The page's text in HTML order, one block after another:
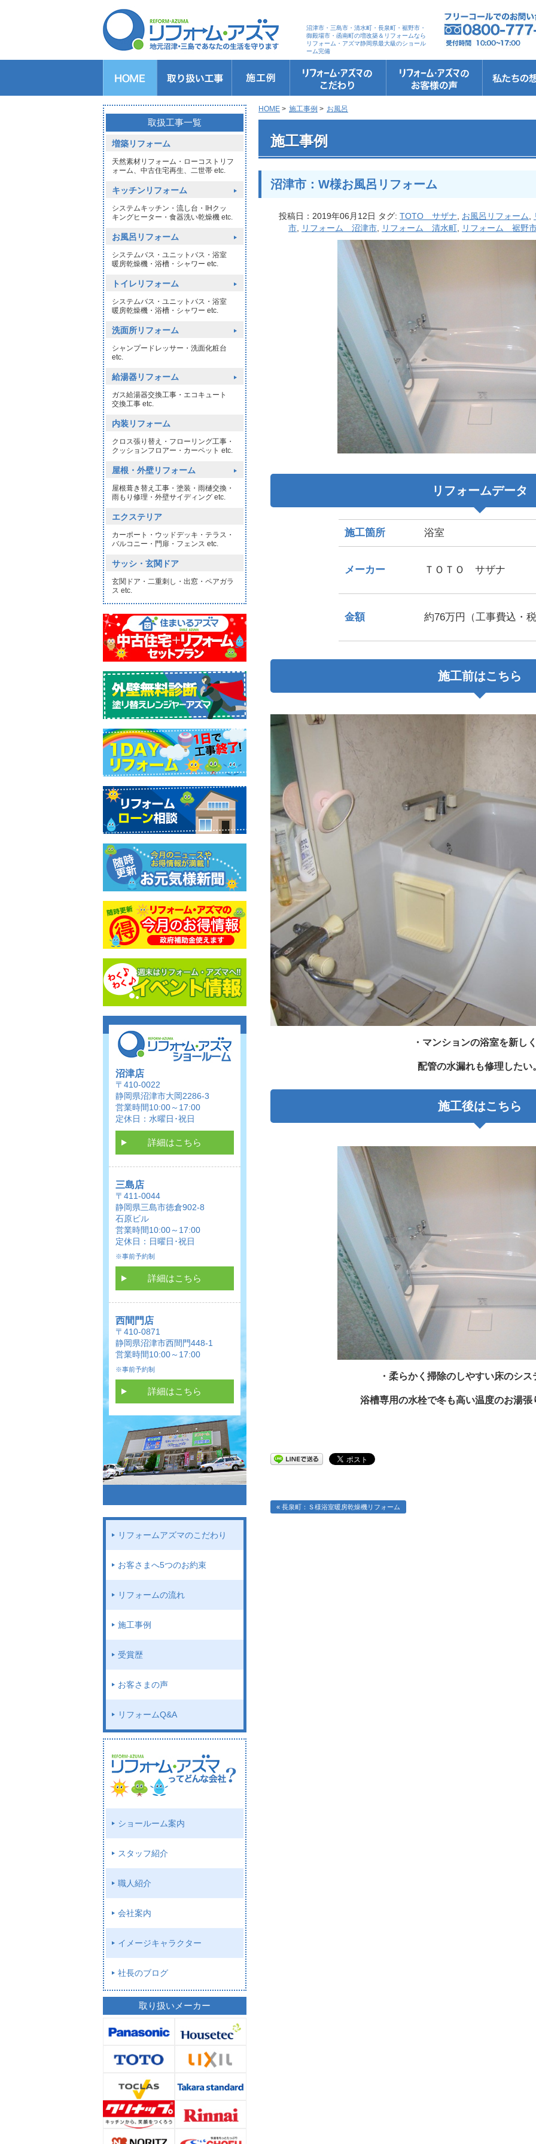
沼津市・三島市・清水町・長泉町・裾野市・
御殿場市・函南町の増改築＆リフォームなら
リフォーム・アズマ静岡県最大級のショール
ーム完備
キッチンのリフォーム
バスルームのリフォーム
トイレのリフォーム
洗面所のリフォーム
給湯器交換
窓リフォーム
玄関リフォーム
1DAYリフォーム
外壁・屋根塗装 リフォーム・アズマのこだわり
お客さまへの5つのお約束
リフォームの流れ
リフォームQ&A
安心保証
リフォームローン相談
HOME > 施工事例 > お風呂
> 沼津市：W様お風呂リフォーム
施工事例
沼津市：W様お風呂リフォーム
投稿日：2019年06月12日 タグ: TOTO サザナ お風呂リフォーム
市
リフォーム 沼津市 リフォーム 清水町 リフォーム 裾野
リフォームデータ
施工箇所 浴室
メーカー ＴＯＴＯ サザナ
金額 約76万円（工事費込・
施工前はこちら
・マンションの浴室を新し
配管の水漏れも修理したい
施工後はこちら
・柔らかく掃除のしやすい床のシ
浴槽専用の水栓で冬も高い温度のお湯張
« 長泉町：Ｓ様浴室暖房乾燥機リフォーム
取扱工事一覧
増築リフォーム
天然素材リフォーム・ローコストリフ
ォーム、中古住宅再生、二世帯 etc.
キッチンリフォーム
システムキッチン・流し台・IHクッ
キングヒーター・食器洗い乾燥機 etc.
お風呂リフォーム
システムバス・ユニットバス・浴室
暖房乾燥機・浴槽・シャワー etc.
トイレリフォーム
システムバス・ユニットバス・浴室
暖房乾燥機・浴槽・シャワー etc.
洗面所リフォーム
シャンプードレッサー・洗面化粧台
etc.
給湯器リフォーム
ガス給湯器交換工事・エコキュート
交換工事 etc.
内装リフォーム
クロス張り替え・フローリング工事・
クッションフロアー・カーペット etc.
屋根・外壁リフォーム
屋根葺き替え工事・塗装・雨樋交換・
雨もり修理・外壁サイディング etc.
エクステリア
カーポート・ウッドデッキ・テラス・
バルコニー・門扉・フェンス etc.
サッシ・玄関ドア
玄関ドア・二重刺し・出窓・ペアガラ
ス etc.
沼津店
〒410-0022
静岡県沼津市大岡2286-3
営業時間10:00～17:00
定休日：水曜日･祝日
詳細はこちら
三島店
〒411-0044
静岡県三島市徳倉902-8
石原ビル
営業時間10:00～17:00
定休日：日曜日･祝日
※事前予約制
詳細はこちら
西間門店
〒410-0871
静岡県沼津市西間門448-1
営業時間10:00～17:00
※事前予約制
詳細はこちら
リフォームアズマのこだわり
お客さまへ5つのお約束
リフォームの流れ
施工事例
受賞歴
お客さまの声
リフォームQ&A
ショールーム案内
スタッフ紹介
職人紹介
会社案内
イメージキャラクター
社長のブログ
取り扱いメーカー